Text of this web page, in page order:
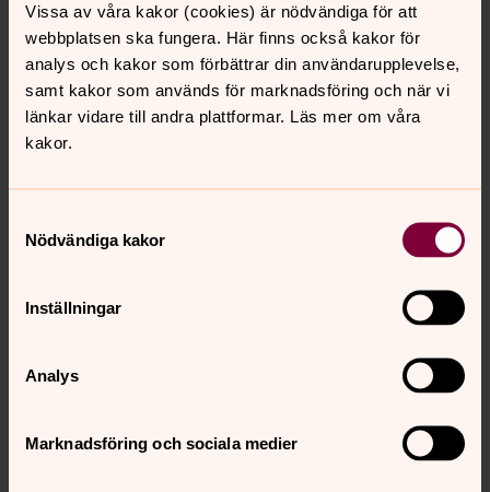
Vissa av våra kakor (cookies) är nödvändiga för att
webbplatsen ska fungera. Här finns också kakor för
analys och kakor som förbättrar din användarupplevelse,
samt kakor som används för marknadsföring och när vi
länkar vidare till andra plattformar. Läs mer om våra
kakor.
Nödvändiga kakor
Inställningar
Analys
Marknadsföring och sociala medier
Anställningens omfattning
Heltid
Publiceringsdatum
2026-07-02
Löneform